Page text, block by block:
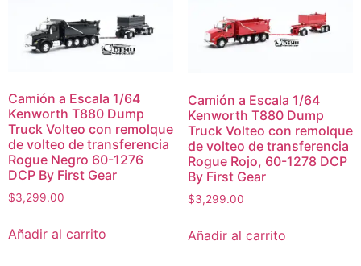
Camión a Escala 1/64
Kenworth T880 Dump
Truck Volteo con remolque
de volteo de transferencia
Rogue Negro 60-1276
DCP By First Gear
$3,299.00
Añadir al carrito
Camión a Escala 1/64
Kenworth T880 Dump
Truck Volteo con remolque
de volteo de transferencia
Rogue Rojo, 60-1278 DCP
By First Gear
$3,299.00
Añadir al carrito